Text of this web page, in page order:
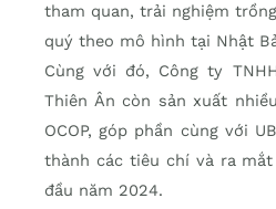
tham quan, trải nghiệm
quý theo mô hình tại Nhật
Cùng với đó, Công ty
Thiên Ân còn sản xuất
OCOP, góp phần cùng với
thành các tiêu chí và ra mắt
đầu năm 2024.